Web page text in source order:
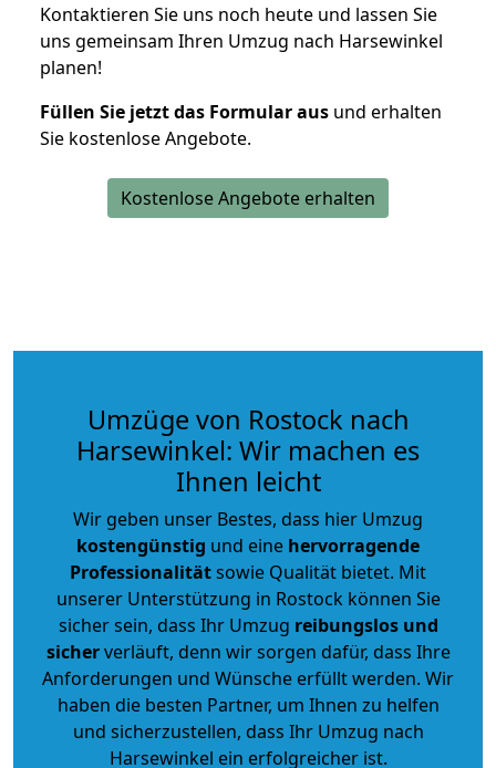
Kontaktieren Sie uns noch heute und lassen Sie
uns gemeinsam Ihren Umzug nach Harsewinkel
planen!
Füllen Sie jetzt das Formular aus und erhalten
Sie kostenlose Angebote.
Kostenlose Angebote erhalten
Umzüge von Rostock nach
Harsewinkel: Wir machen es
Ihnen leicht
Wir geben unser Bestes, dass hier Umzug
kostengünstig und eine hervorragende
Professionalitätsowie Qualität bietet. Mit
unserer Unterstützung in Rostock können Sie
sicher sein, dass Ihr Umzug reibungslos und
sicherverläuft, denn wir sorgen dafür, dass Ihre
Anforderungen und Wünsche erfüllt werden. Wir
haben die besten Partner, um Ihnen zu helfen
und sicherzustellen, dass Ihr Umzug nach
Harsewinkel ein erfolgreicher ist.